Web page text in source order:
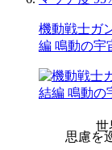
機動戦士ガ
編 鳴動の宇
思慮を
世